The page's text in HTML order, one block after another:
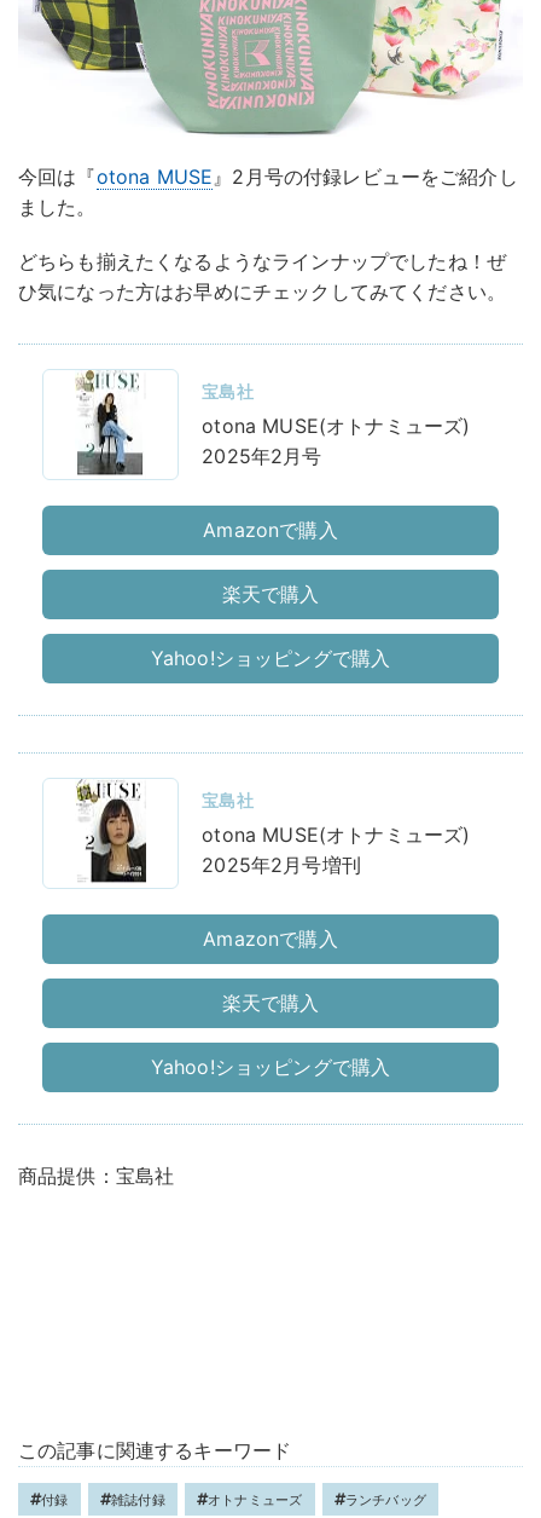
今回は『otona MUSE』2月号の付録レビューをご紹介し
ました。
どちらも揃えたくなるようなラインナップでしたね！ぜ
ひ気になった方はお早めにチェックしてみてください。
宝島社
otona MUSE(オトナミューズ)
2025年2月号
Amazonで購入
楽天で購入
Yahoo!ショッピングで購入
宝島社
otona MUSE(オトナミューズ)
2025年2月号増刊
Amazonで購入
楽天で購入
Yahoo!ショッピングで購入
商品提供：宝島社
この記事に関連するキーワード
付録 雑誌付録 オトナミューズ ランチバッグ